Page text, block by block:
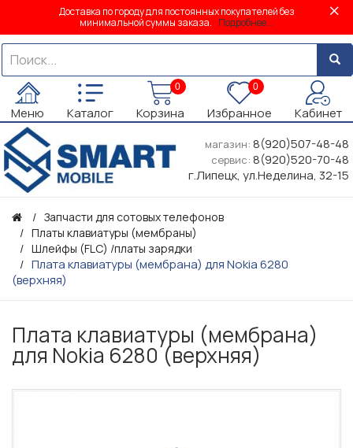
Доставка по городу для постоянных покупателей без
минимальной суммы заказа. Подробнее...
Меню Каталог
0
Корзина
0
Избранное Кабинет
магазин: 8(920)507-48-48
сервис: 8(920)520-70-48
г.Липецк, ул.Неделина, 32-15
Запчасти для сотовых телефонов
Платы клавиатуры (мембраны)
Шлейфы (FLC) /платы зарядки
Плата клавиатуры (мембрана) для Nokia 6280
(верхняя)
Плата клавиатуры (мембрана)
для Nokia 6280 (верхняя)